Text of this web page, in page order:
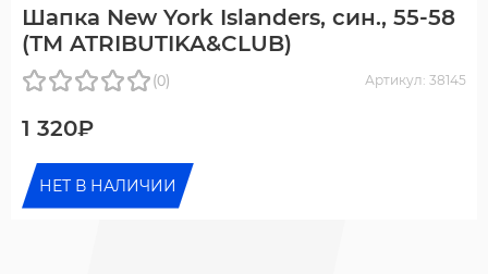
Шапка New York Islanders, син., 55-58
(ТМ ATRIBUTIKA&CLUB)
(0) Артикул: 38145
1 320₽
НЕТ В НАЛИЧИИ